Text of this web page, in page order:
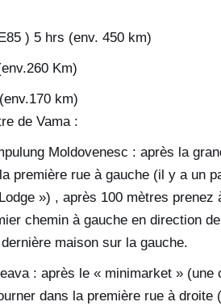
) 5 hrs (env. 450 km)
Km)
km)
de Vama :
Moldovenesc : après la
première rue à gauche (il y a un
») , après 100 mètres prenez
chemin à gauche en direction
maison sur la gauche.
: après le « minimarket » (une
dans la première rue à droite